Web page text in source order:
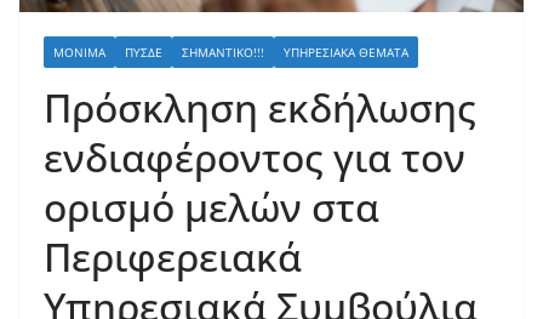
ΜΌΝΙΜΑ ΠΥΣΔΕ ΣΗΜΑΝΤΙΚΌ!!! ΥΠΗΡΕΣΙΑΚΆ ΘΈΜΑΤΑ
Πρόσκληση εκδήλωσης
ενδιαφέροντος για τον
ορισμό μελών στα
Περιφερειακά
Υπηρεσιακά Συμβούλια